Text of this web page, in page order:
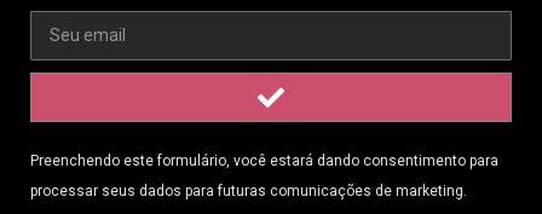
Preenchendo este formulário, você estará dando consentimento para
processar seus dados para futuras comunicações de marketing.